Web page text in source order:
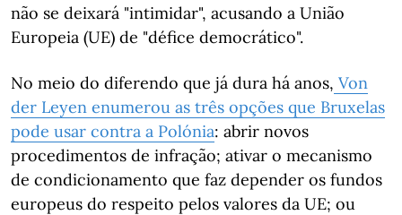
não se deixará "intimidar", acusando a União
Europeia (UE) de "défice democrático".
No meio do diferendo que já dura há anos, Von
der Leyen enumerou as três opções que Bruxelas
pode usar contra a Polónia: abrir novos
procedimentos de infração; ativar o mecanismo
de condicionamento que faz depender os fundos
europeus do respeito pelos valores da UE; ou